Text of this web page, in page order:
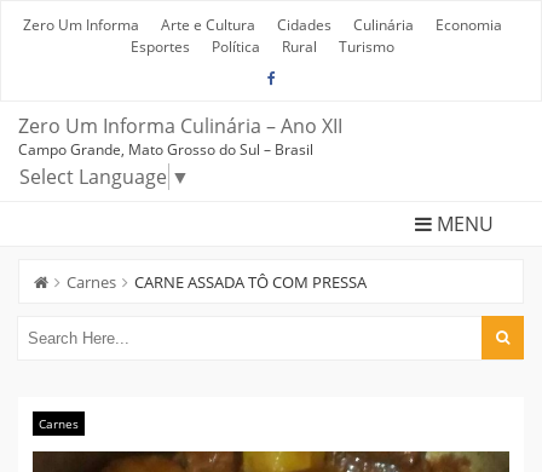
Zero Um Informa Arte e Cultura Cidades Culinária
Economia
Esportes
Política Rural Turismo
Zero Um Informa Culinária – Ano XII
Campo Grande, Mato Grosso do Sul – Brasil
Select Language ▼
MENU
Carnes CARNE ASSADA TÔ COM PRESSA
Carnes